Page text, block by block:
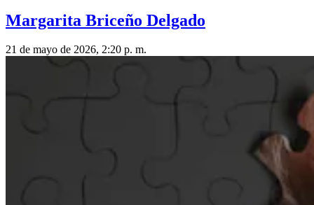
Margarita Briceño Delgado
21 de mayo de 2026, 2:20 p. m.